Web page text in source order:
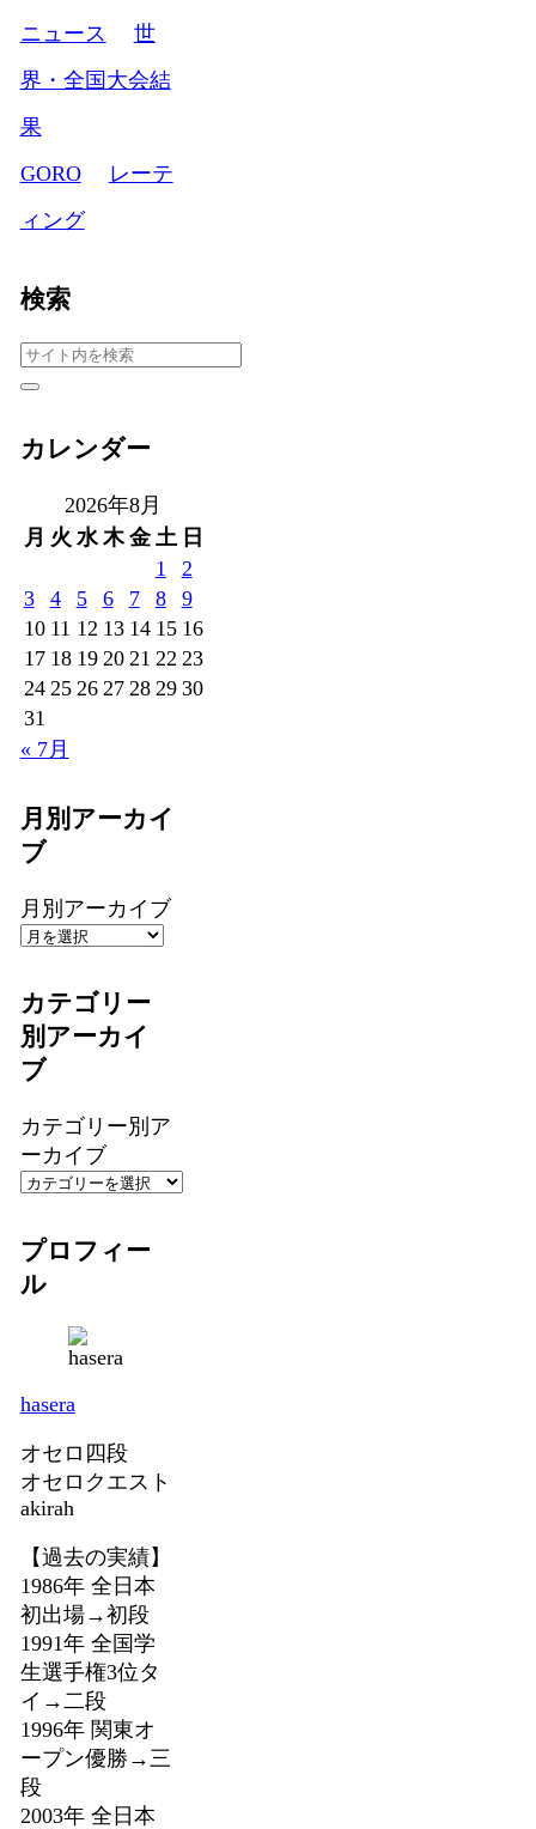
ニュース
世
界・全国大会結
果
GORO
レーテ
ィング
検索
カレンダー
2026年8月
月 火 水 木 金 土 日
1
2
3
4 5 6 7 8
9
10 11 12 13 14 15 16
17 18 19 20 21 22 23
24 25 26 27 28 29 30
31
« 7月
月別アーカイ
ブ
月別アーカイブ
カテゴリー
別アーカイ
ブ
カテゴリー別ア
ーカイブ
プロフィー
ル
hasera
オセロ四段
オセロクエスト
akirah
【過去の実績】
1986年 全日本
初出場→初段
1991年 全国学
生選手権3位タ
イ→二段
1996年 関東オ
ープン優勝→三
段
2003年 全日本